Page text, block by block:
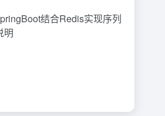
结合Redis实现序列
明